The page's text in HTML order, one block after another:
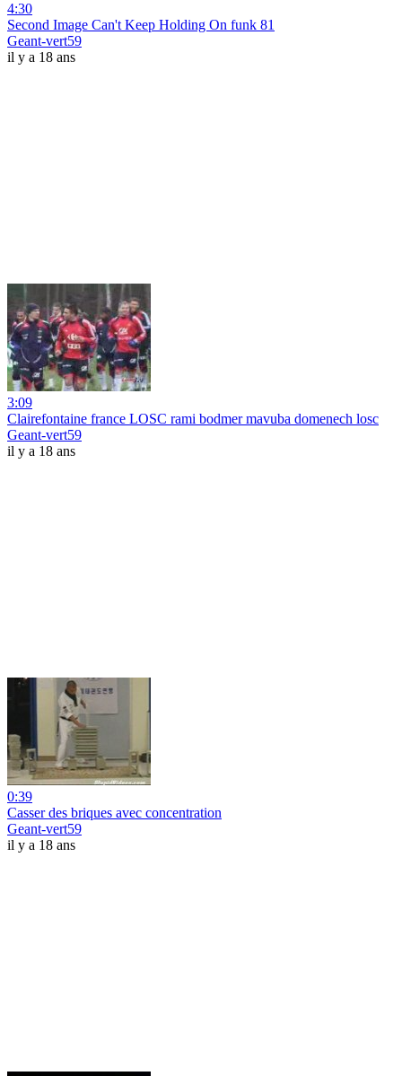
4:30
Second Image Can't Keep Holding On funk 81
Geant-vert59
il y a 18 ans
3:09
Clairefontaine france LOSC rami bodmer mavuba domenech losc
Geant-vert59
il y a 18 ans
0:39
Casser des briques avec concentration
Geant-vert59
il y a 18 ans